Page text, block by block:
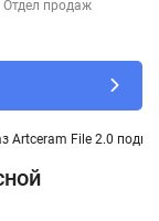
Отдел продаж
Artceram File 2.0